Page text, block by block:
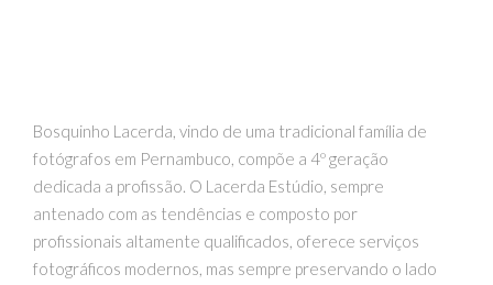
Bosquinho Lacerda, vindo de uma tradicional família de
fotógrafos em Pernambuco, compõe a 4º geração
dedicada a profissão. O Lacerda Estúdio, sempre
antenado com as tendências e composto por
profissionais altamente qualificados, oferece serviços
fotográficos modernos, mas sempre preservando o lado